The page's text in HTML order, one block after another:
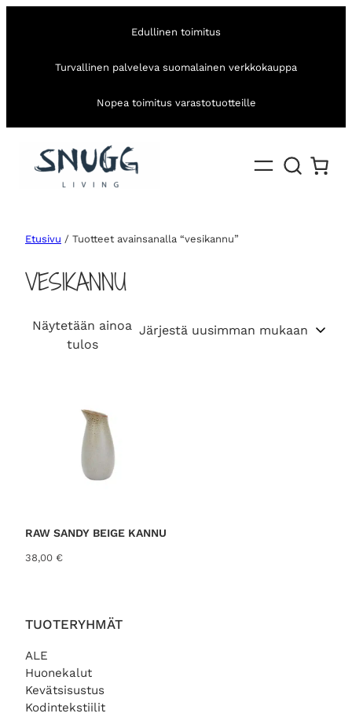
Edullinen toimitus
Turvallinen palveleva suomalainen verkkokauppa
Nopea toimitus varastotuotteille
TUOTERYHMÄT
ALE
Huonekalut
Kevätsisustus
Kodintekstiilit
Etusivu / Tuotteet avainsanalla “vesikannu”
VESIKANNU
Näytetään ainoa
tulos
RAW SANDY BEIGE KANNU
38,00 €